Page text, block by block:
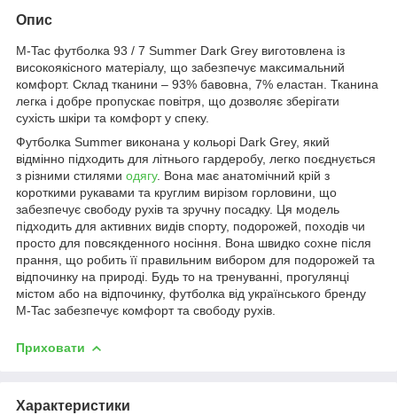
Опис
M-Tac футболка 93 / 7 Summer Dark Grey виготовлена із
високоякісного матеріалу, що забезпечує максимальний
комфорт. Склад тканини – 93% бавовна, 7% еластан. Тканина
легка і добре пропускає повітря, що дозволяє зберігати
сухість шкіри та комфорт у спеку.
Футболка Summer виконана у кольорі Dark Grey, який
відмінно підходить для літнього гардеробу, легко поєднується
з різними стилями одягу. Вона має анатомічний крій з
короткими рукавами та круглим вирізом горловини, що
забезпечує свободу рухів та зручну посадку. Ця модель
підходить для активних видів спорту, подорожей, походів чи
просто для повсякденного носіння. Вона швидко сохне після
прання, що робить її правильним вибором для подорожей та
відпочинку на природі. Будь то на тренуванні, прогулянці
містом або на відпочинку, футболка від українського бренду
M-Tac забезпечує комфорт та свободу рухів.
Приховати
Характеристики